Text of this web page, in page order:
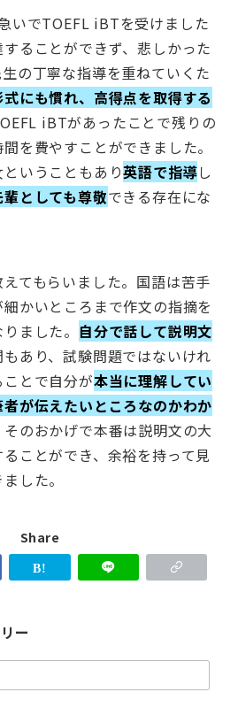
いでTOEFL iBTを受けました
ることができず、悲しかった
の丁寧な指導を重ねていくた
にも慣れ、高得点を取得する
iBTがあったことで残りの
を費やすことができました。
いうこともあり英語で指導し
としても尊敬できる存在にな
てもらいました。国語は苦手
かいところまで作文の指摘を
ました。 自分で話して説明文
もあり、試験問題ではないけれ
とで自分が本当に理解してい
が伝えたいところなのかわか
のおかげで本番は説明文の大
ことができ、余裕を持って見
した。
Share
ー